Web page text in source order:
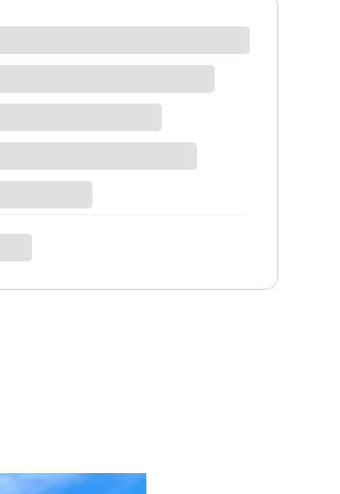
trafiłam w idealne